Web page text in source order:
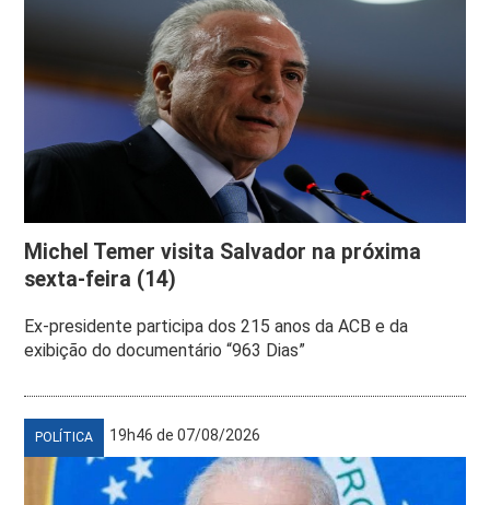
Michel Temer visita Salvador na próxima
sexta-feira (14)
Ex-presidente participa dos 215 anos da ACB e da
exibição do documentário “963 Dias”
POLÍTICA 19h46 de 07/08/2026